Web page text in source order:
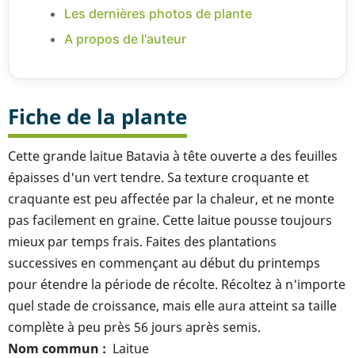
Les dernières photos de plante
A propos de l'auteur
Fiche de la plante
Cette grande laitue Batavia à tête ouverte a des feuilles
épaisses d'un vert tendre. Sa texture croquante et
craquante est peu affectée par la chaleur, et ne monte
pas facilement en graine. Cette laitue pousse toujours
mieux par temps frais. Faites des plantations
successives en commençant au début du printemps
pour étendre la période de récolte. Récoltez à n'importe
quel stade de croissance, mais elle aura atteint sa taille
complète à peu près 56 jours après semis.
Nom commun
Laitue